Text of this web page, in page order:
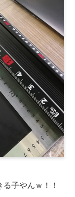
子やんｗ！！